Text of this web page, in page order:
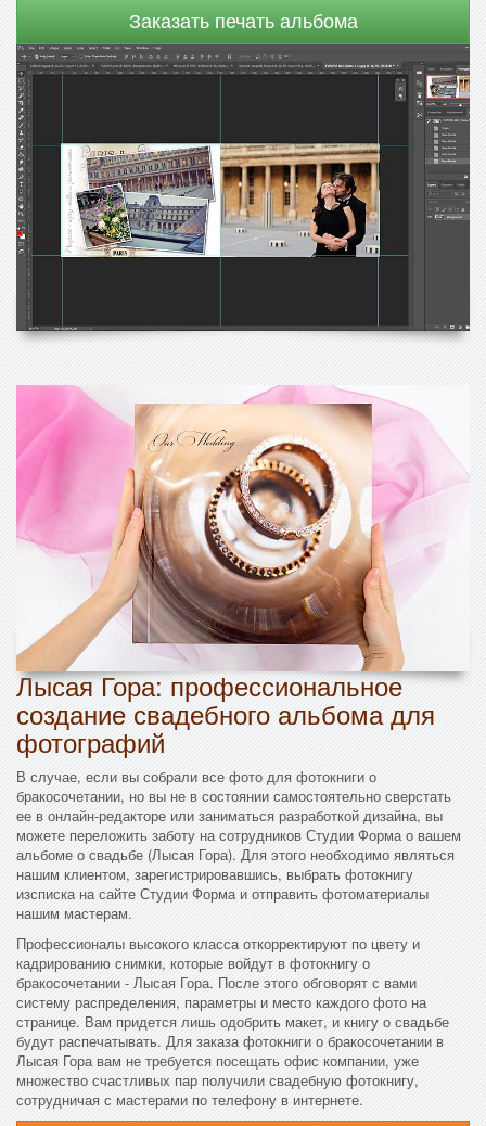
Заказать печать альбома
Лысая Гора: профессиональное
создание свадебного альбома для
фотографий
В случае, если вы собрали все фото для фотокниги о
бракосочетании, но вы не в состоянии самостоятельно сверстать
ее в онлайн-редакторе или заниматься разработкой дизайна, вы
можете переложить заботу на сотрудников Студии Форма о вашем
альбоме о свадьбе (Лысая Гора). Для этого необходимо являться
нашим клиентом, зарегистрировавшись, выбрать фотокнигу
изсписка на сайте Студии Форма и отправить фотоматериалы
нашим мастерам.
Профессионалы высокого класса откорректируют по цвету и
кадрированию снимки, которые войдут в фотокнигу о
бракосочетании - Лысая Гора. После этого обговорят с вами
систему распределения, параметры и место каждого фото на
странице. Вам придется лишь одобрить макет, и книгу о свадьбе
будут распечатывать. Для заказа фотокниги о бракосочетании в
Лысая Гора вам не требуется посещать офис компании, уже
множество счастливых пар получили свадебную фотокнигу,
сотрудничая с мастерами по телефону в интернете.